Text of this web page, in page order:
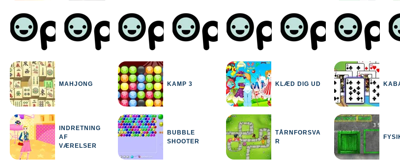
MAHJONG KAMP 3 KLÆD DIG UD
INDRETNING
AF
VÆRELSER
BUBBLE
SHOOTER
TÅRNFORSVA
R